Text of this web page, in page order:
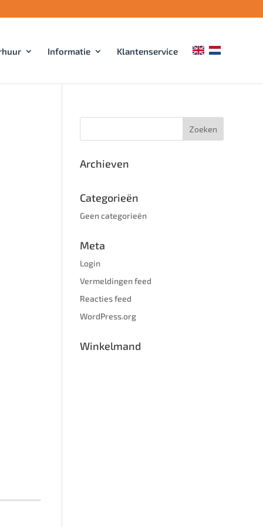
Informatie Klantenservice
Archieven
Categorieën
Geen categorieën
Meta
Login
Vermeldingen feed
Reacties feed
WordPress.org
Winkelmand